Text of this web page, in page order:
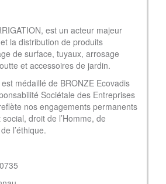
est un acteur majeur
la distribution de produits
de surface, tuyaux, arrosage
et accessoires de jardin.
médaillé de BRONZE Ecovadis
Sociétale des Entreprises
nos engagements permanents
droit de l’Homme, de
l’éthique.